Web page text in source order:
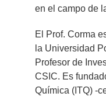
en el campo de
El Prof. Corma
la Universidad
Profesor de
CSIC. Es
Química (ITQ) -